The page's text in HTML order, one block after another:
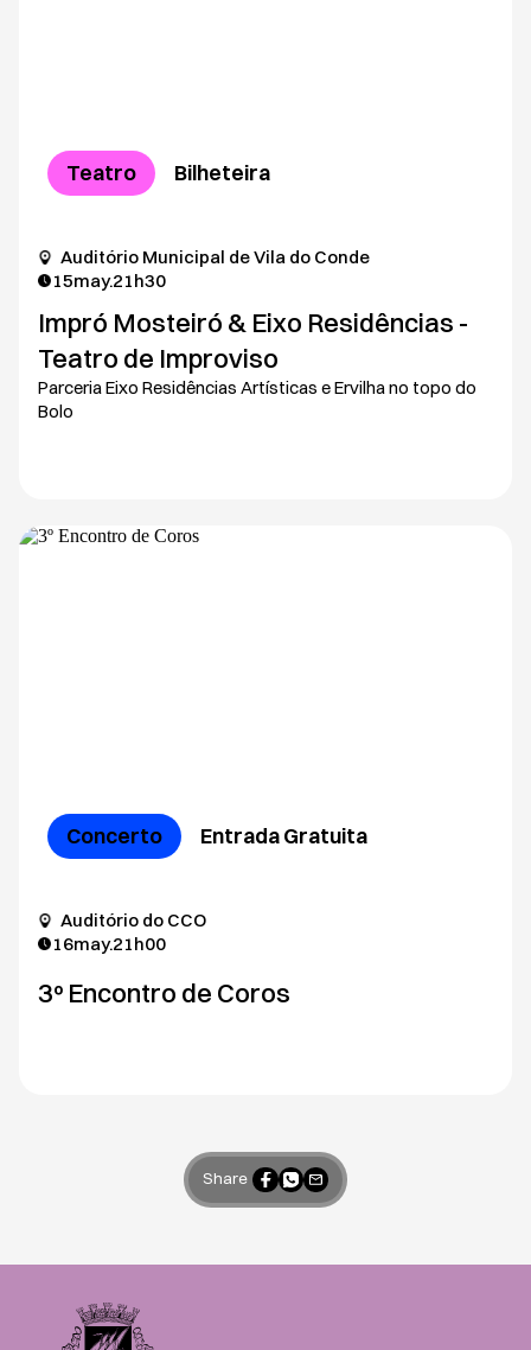
Teatro Bilheteira
Auditório Municipal de Vila do Conde
15may.21h30
Impró Mosteiró & Eixo Residências -
Teatro de Improviso
Parceria Eixo Residências Artísticas e Ervilha no topo do
Bolo
Concerto Entrada Gratuita
Auditório do CCO
16may.21h00
3º Encontro de Coros
Share